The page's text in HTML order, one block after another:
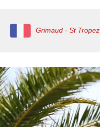
Grimaud - St Tropez